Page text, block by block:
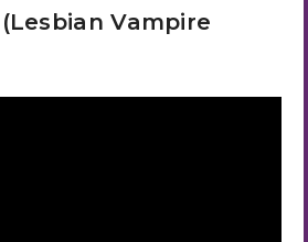
(Lesbian Vampire